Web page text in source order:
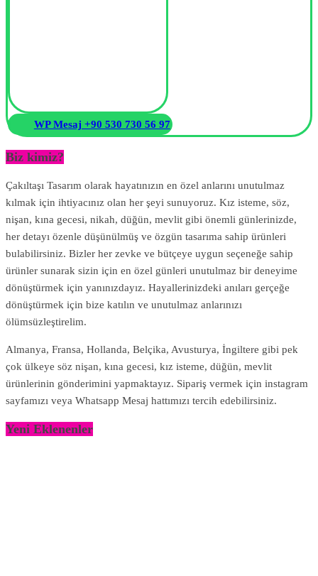
WP Mesaj +90 530 730 56 97
Biz kimiz?
Çakıltaşı Tasarım olarak hayatınızın en özel anlarını unutulmaz
kılmak için ihtiyacınız olan her şeyi sunuyoruz. Kız isteme, söz,
nişan, kına gecesi, nikah, düğün, mevlit gibi önemli günlerinizde,
her detayı özenle düşünülmüş ve özgün tasarıma sahip ürünleri
bulabilirsiniz. Bizler her zevke ve bütçeye uygun seçeneğe sahip
ürünler sunarak sizin için en özel günleri unutulmaz bir deneyime
dönüştürmek için yanınızdayız. Hayallerinizdeki anıları gerçeğe
dönüştürmek için bize katılın ve unutulmaz anlarınızı
ölümsüzleştirelim.
Almanya, Fransa, Hollanda, Belçika, Avusturya, İngiltere gibi pek
çok ülkeye söz nişan, kına gecesi, kız isteme, düğün, mevlit
ürünlerinin gönderimini yapmaktayız. Sipariş vermek için instagram
sayfamızı veya Whatsapp Mesaj hattımızı tercih edebilirsiniz.
Yeni Eklenenler